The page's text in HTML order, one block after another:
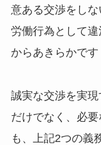
意ある交渉をし
労働行為として
からあきらかです
誠実な交渉を実
だけでなく、必
も、上記2つの義